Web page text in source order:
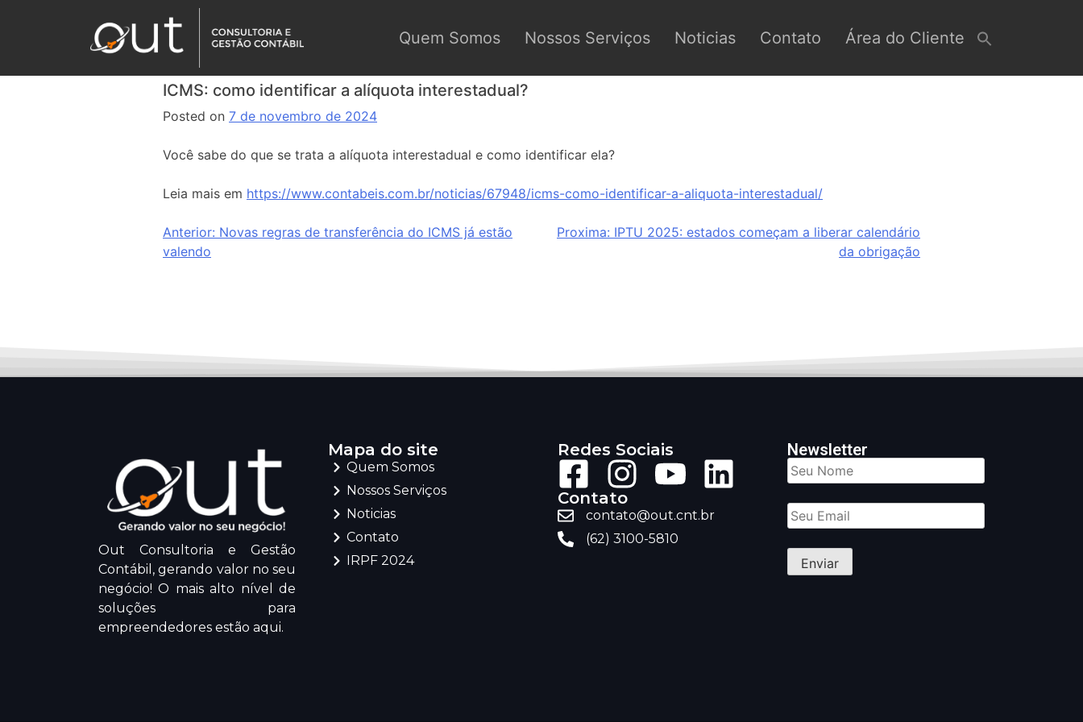
Quem Somos Nossos Serviços Noticias Contato Área do Cliente
ICMS: como identificar a alíquota interestadual?
Posted on 7 de novembro de 2024
Você sabe do que se trata a alíquota interestadual e como identificar ela?
Leia mais em https://www.contabeis.com.br/noticias/67948/icms-como-identificar-a-aliquota-interestadual/
Anterior: Novas regras de transferência do ICMS já estão
valendo
Proxima: IPTU 2025: estados começam a liberar calendário
da obrigação
Out Consultoria e Gestão
Contábil, gerando valor no seu
negócio! O mais alto nível de
soluções para
empreendedores estão aqui.
Mapa do site
Quem Somos
Nossos Serviços
Noticias
Contato
IRPF 2024
Redes Sociais
Contato
contato@out.cnt.br
(62) 3100-5810
Newsletter